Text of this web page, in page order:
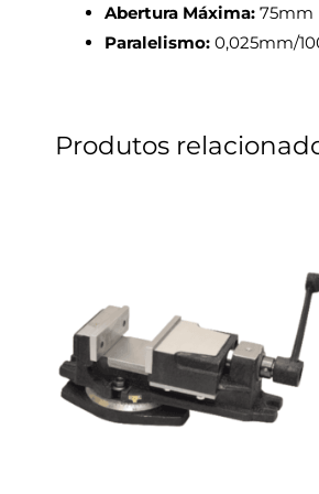
Abertura Máxima: 75mm
Paralelismo: 0,025mm/
Produtos